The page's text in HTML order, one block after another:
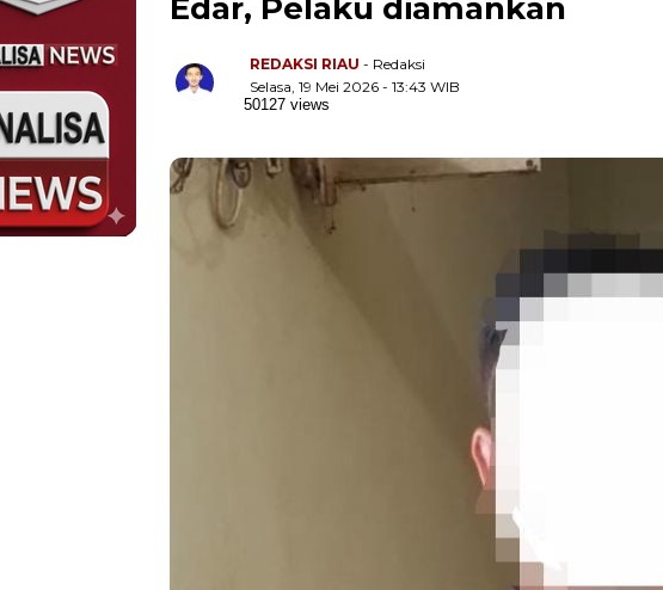
Edar, Pelaku diamankan
REDAKSI RIAU - Redaksi
Selasa, 19 Mei 2026 - 13:43 WIB
50127 views